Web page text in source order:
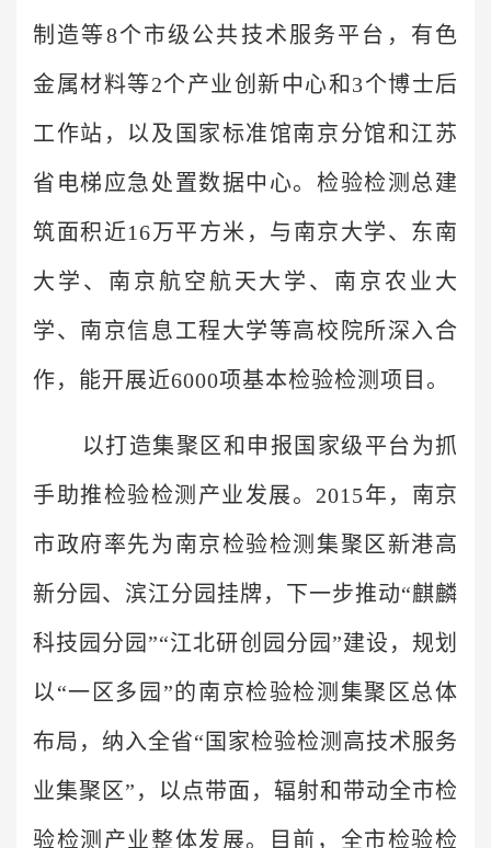
制造等8个市级公共技术服务平台，有色
金属材料等2个产业创新中心和3个博士后
工作站，以及国家标准馆南京分馆和江苏
省电梯应急处置数据中心。检验检测总建
筑面积近16万平方米，与南京大学、东南
大学、南京航空航天大学、南京农业大
学、南京信息工程大学等高校院所深入合
作，能开展近6000项基本检验检测项目。
以打造集聚区和申报国家级平台为抓
手助推检验检测产业发展。2015年，南京
市政府率先为南京检验检测集聚区新港高
新分园、滨江分园挂牌，下一步推动“麒麟
科技园分园”“江北研创园分园”建设，规划
以“一区多园”的南京检验检测集聚区总体
布局，纳入全省“国家检验检测高技术服务
业集聚区”，以点带面，辐射和带动全市检
验检测产业整体发展。目前，全市检验检